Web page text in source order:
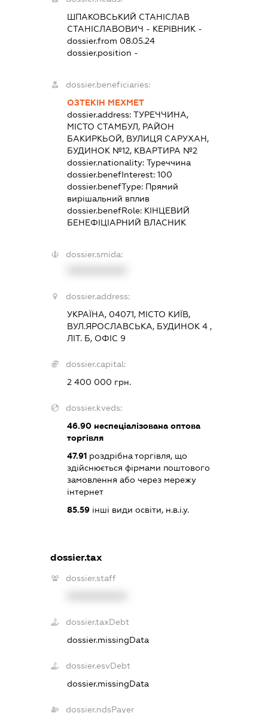
ШПАКОВСЬКИЙ СТАНІСЛАВ
СТАНІСЛАВОВИЧ - КЕРІВНИК -
dossier.from 08.05.24
dossier.position -
dossier.beneficiaries:
ОЗТЕКІН МЕХМЕТ
dossier.address:ТУРЕЧЧИНА,
МІСТО СТАМБУЛ, РАЙОН
БАКИРКЬОЙ, ВУЛИЦЯ САРУХАН,
БУДИНОК №12, КВАРТИРА №2
dossier.nationality:Туреччина
dossier.benefInterest:100
dossier.benefType: Прямий
вирішальний вплив
dossier.benefRole: КІНЦЕВИЙ
БЕНЕФІЦІАРНИЙ ВЛАСНИК
dossier.smida:
dossier.address:
УКРАЇНА, 04071, МІСТО КИЇВ,
ВУЛ.ЯРОСЛАВСЬКА, БУДИНОК 4 ,
ЛІТ. Б, ОФІС 9
dossier.capital:
2 400 000 грн.
dossier.kveds:
46.90 неспеціалізована оптова
торгівля
47.91 роздрібна торгівля, що
здійснюється фірмами поштового
замовлення або через мережу
інтернет
85.59 інші види освіти, н.в.і.у.
dossier.tax
dossier.staff
dossier.taxDebt
dossier.missingData
dossier.esvDebt
dossier.missingData
dossier.ndsPayer